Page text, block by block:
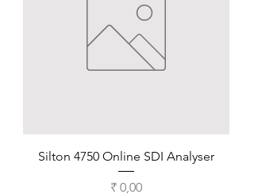
Silton 4750 Online SDI Analyser
Preço
₹ 0,00